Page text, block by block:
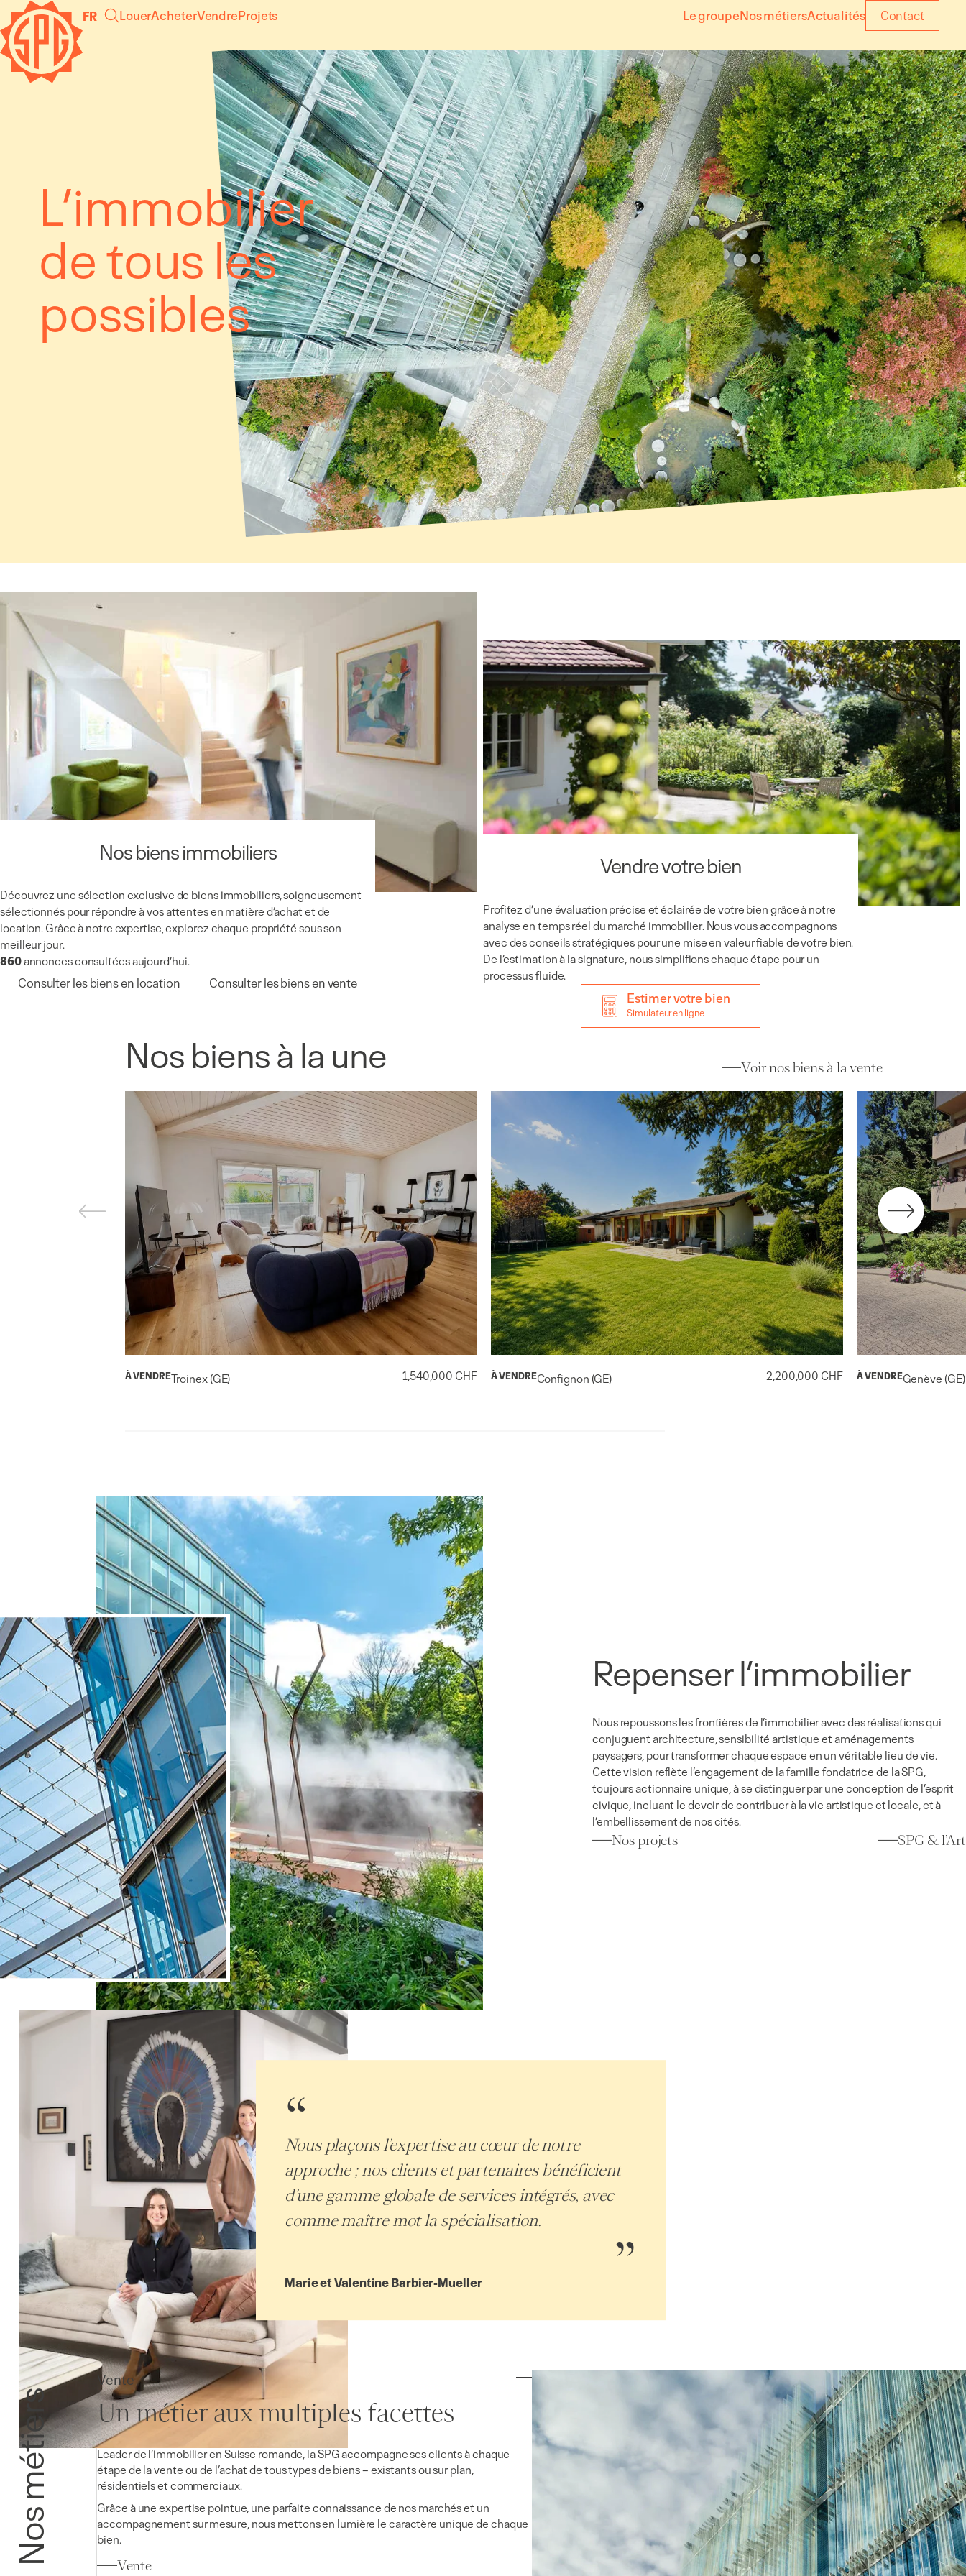
Panneau de gestion des cookies
FR LouerAcheterVendreProjets Le groupeNos métiersActualités Contact
L’immobilier
de tous les
possibles
Nos biens immobiliers
Découvrez une sélection exclusive de biens immobiliers, soigneusement
sélectionnés pour répondre à vos attentes en matière d’achat et de
location. Grâce à notre expertise, explorez chaque propriété sous son
meilleur jour.
860annonces consultées aujourd’hui.
Consulter les biens en location Consulter les biens en vente
Vendre votre bien
Profitez d’une évaluation précise et éclairée de votre bien grâce à notre
analyse en temps réel du marché immobilier. Nous vous accompagnons
avec des conseils stratégiques pour une mise en valeur fiable de votre bien.
De l’estimation à la signature, nous simplifions chaque étape pour un
processus fluide.
Estimer votre bien
Simulateur en ligne
Nos biens à la une Voir nos biens à la vente
À VENDRETroinex (GE) 1,540,000 CHF À VENDREConfignon (GE) 2,200,000 CHF À VENDREGenève (GE)
Repenser l’immobilier
Nous repoussons les frontières de l’immobilier avec des réalisations qui
conjuguent architecture, sensibilité artistique et aménagements
paysagers, pour transformer chaque espace en un véritable lieu de vie.
Cette vision reflète l’engagement de la famille fondatrice de la SPG,
toujours actionnaire unique, à se distinguer par une conception de l’esprit
civique, incluant le devoir de contribuer à la vie artistique et locale, et à
l’embellissement de nos cités.
Nos projets SPG & l’Art
“
Nous plaçons l’expertise au cœur de notre
approche ; nos clients et partenaires bénéficient
d’une gamme globale de services intégrés, avec
comme maître mot la spécialisation.
”
Marie et Valentine Barbier-Mueller
Nos métiers
Vente
Un métier aux multiples facettes
Leader de l’immobilier en Suisse romande, la SPG accompagne ses clients à chaque
étape de la vente ou de l’achat de tous types de biens – existants ou sur plan,
résidentiels et commerciaux.
Grâce à une expertise pointue, une parfaite connaissance de nos marchés et un
accompagnement sur mesure, nous mettons en lumière le caractère unique de chaque
bien.
Vente